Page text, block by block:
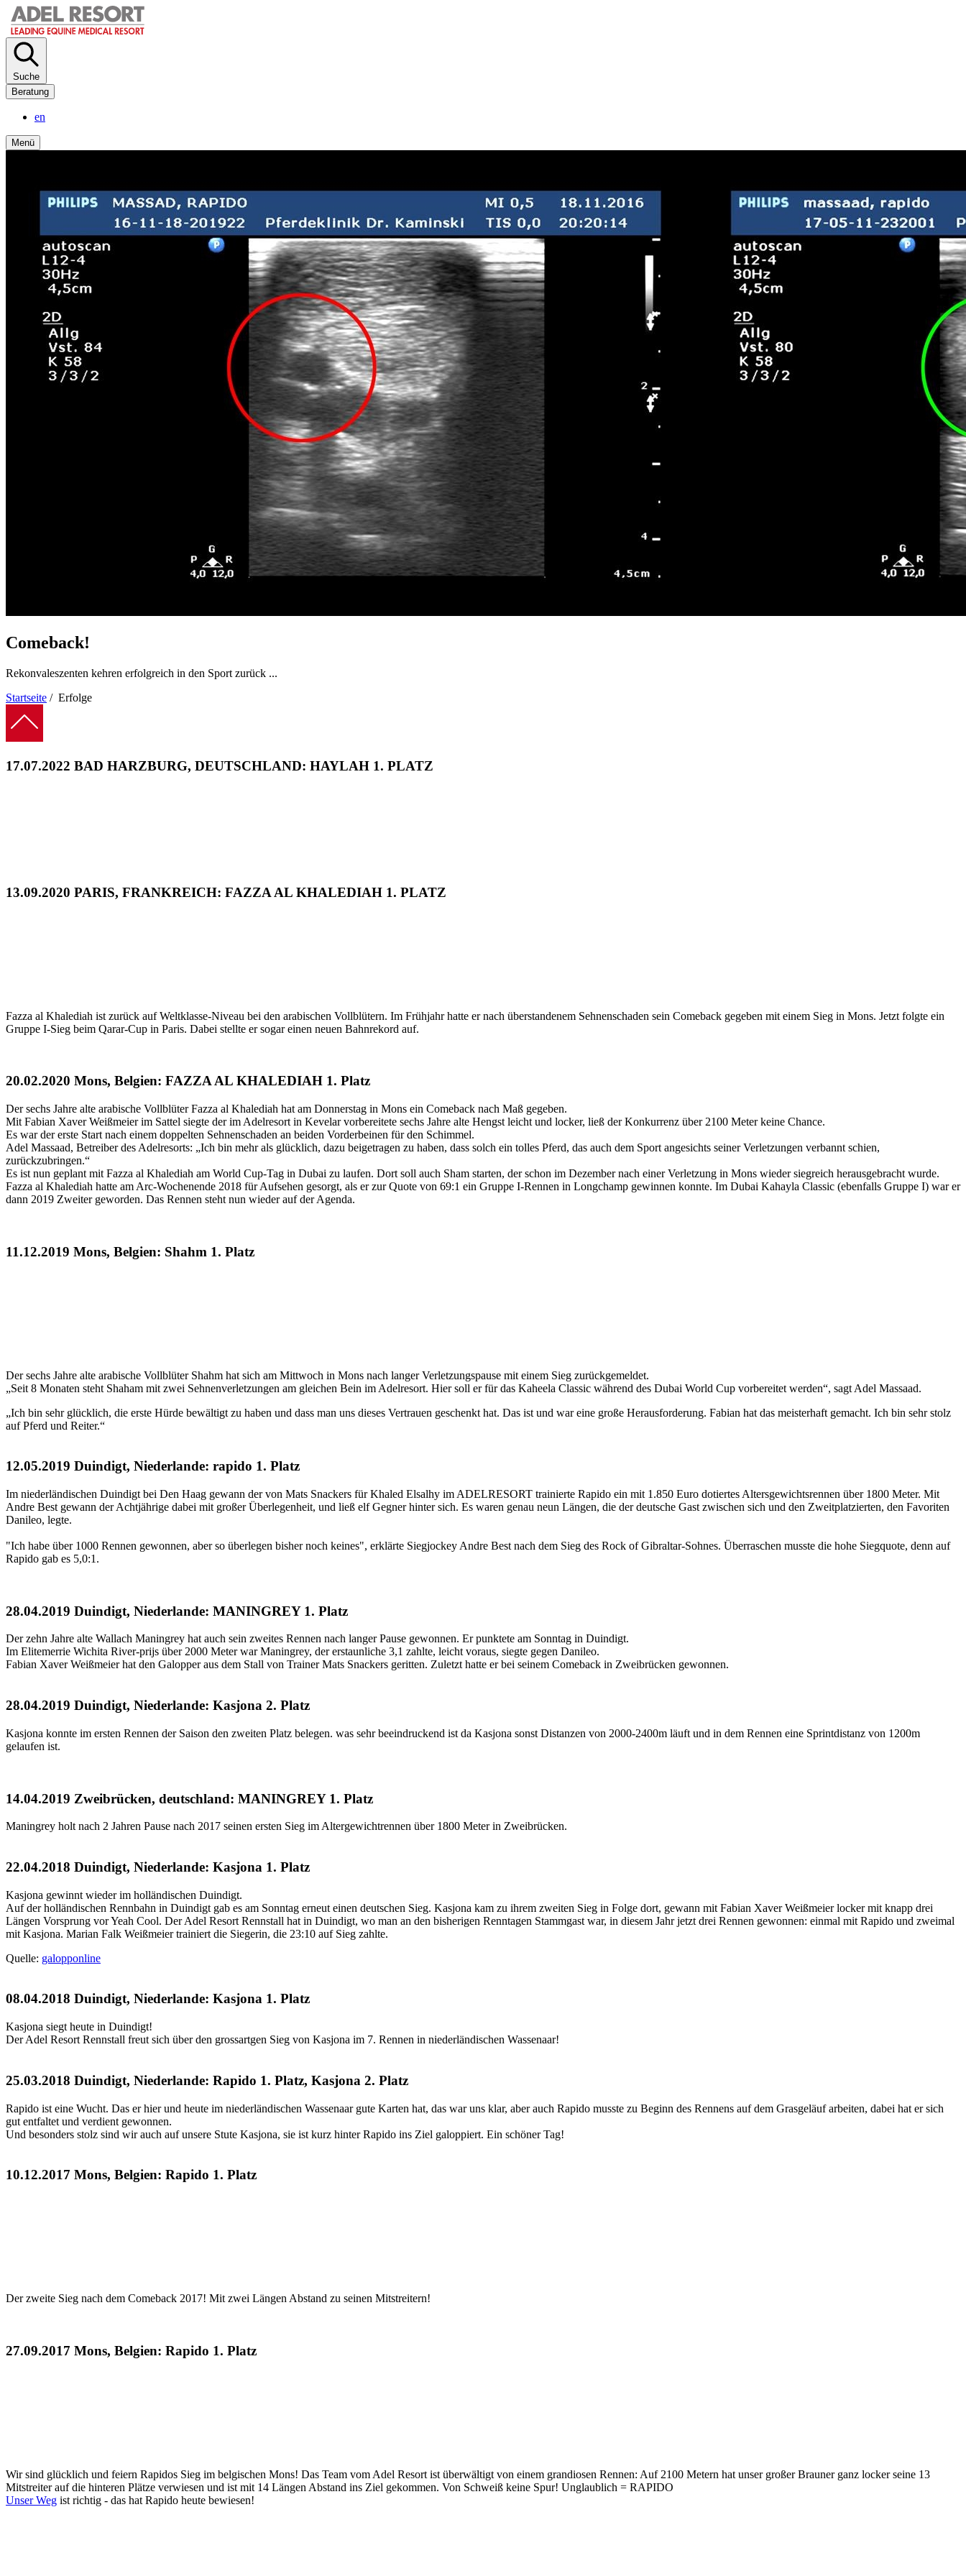
Direkt
zum
Inhalt
Suche
Beratung
en
Menü
Comeback!
Rekonvaleszenten kehren erfolgreich in den Sport zurück ...
Pfadnavigation
Startseite / Erfolge
17.07.2022 BAD HARZBURG, DEUTSCHLAND: HAYLAH 1. PLATZ
13.09.2020 PARIS, FRANKREICH: FAZZA AL KHALEDIAH 1. PLATZ
Fazza al Khalediah ist zurück auf Weltklasse-Niveau bei den arabischen Vollblütern. Im Frühjahr hatte er nach überstandenem Sehnenschaden sein Comeback gegeben mit einem Sieg in Mons. Jetzt folgte ein
Gruppe I-Sieg beim Qarar-Cup in Paris. Dabei stellte er sogar einen neuen Bahnrekord auf.
20.02.2020 Mons, Belgien: FAZZA AL KHALEDIAH 1. Platz
Der sechs Jahre alte arabische Vollblüter Fazza al Khalediah hat am Donnerstag in Mons ein Comeback nach Maß gegeben.
Mit Fabian Xaver Weißmeier im Sattel siegte der im Adelresort in Kevelar vorbereitete sechs Jahre alte Hengst leicht und locker, ließ der Konkurrenz über 2100 Meter keine Chance.
Es war der erste Start nach einem doppelten Sehnenschaden an beiden Vorderbeinen für den Schimmel.
Adel Massaad, Betreiber des Adelresorts: „Ich bin mehr als glücklich, dazu beigetragen zu haben, dass solch ein tolles Pferd, das auch dem Sport angesichts seiner Verletzungen verbannt schien,
zurückzubringen.“
Es ist nun geplant mit Fazza al Khalediah am World Cup-Tag in Dubai zu laufen. Dort soll auch Sham starten, der schon im Dezember nach einer Verletzung in Mons wieder siegreich herausgebracht wurde.
Fazza al Khalediah hatte am Arc-Wochenende 2018 für Aufsehen gesorgt, als er zur Quote von 69:1 ein Gruppe I-Rennen in Longchamp gewinnen konnte. Im Dubai Kahayla Classic (ebenfalls Gruppe I) war er
dann 2019 Zweiter geworden. Das Rennen steht nun wieder auf der Agenda.
11.12.2019 Mons, Belgien: Shahm 1. Platz
Der sechs Jahre alte arabische Vollblüter Shahm hat sich am Mittwoch in Mons nach langer Verletzungspause mit einem Sieg zurückgemeldet.
„Seit 8 Monaten steht Shaham mit zwei Sehnenverletzungen am gleichen Bein im Adelresort. Hier soll er für das Kaheela Classic während des Dubai World Cup vorbereitet werden“, sagt Adel Massaad.
„Ich bin sehr glücklich, die erste Hürde bewältigt zu haben und dass man uns dieses Vertrauen geschenkt hat. Das ist und war eine große Herausforderung. Fabian hat das meisterhaft gemacht. Ich bin sehr stolz
auf Pferd und Reiter.“
12.05.2019 Duindigt, Niederlande: rapido 1. Platz
Im niederländischen Duindigt bei Den Haag gewann der von Mats Snackers für Khaled Elsalhy im ADELRESORT trainierte Rapido ein mit 1.850 Euro dotiertes Altersgewichtsrennen über 1800 Meter. Mit
Andre Best gewann der Achtjährige dabei mit großer Überlegenheit, und ließ elf Gegner hinter sich. Es waren genau neun Längen, die der deutsche Gast zwischen sich und den Zweitplatzierten, den Favoriten
Danileo, legte.
"Ich habe über 1000 Rennen gewonnen, aber so überlegen bisher noch keines", erklärte Siegjockey Andre Best nach dem Sieg des Rock of Gibraltar-Sohnes. Überraschen musste die hohe Siegquote, denn auf
Rapido gab es 5,0:1.
28.04.2019 Duindigt, Niederlande: MANINGREY 1. Platz
Der zehn Jahre alte Wallach Maningrey hat auch sein zweites Rennen nach langer Pause gewonnen. Er punktete am Sonntag in Duindigt.
Im Elitemerrie Wichita River-prijs über 2000 Meter war Maningrey, der erstaunliche 3,1 zahlte, leicht voraus, siegte gegen Danileo.
Fabian Xaver Weißmeier hat den Galopper aus dem Stall von Trainer Mats Snackers geritten. Zuletzt hatte er bei seinem Comeback in Zweibrücken gewonnen.
28.04.2019 Duindigt, Niederlande: Kasjona 2. Platz
Kasjona konnte im ersten Rennen der Saison den zweiten Platz belegen. was sehr beeindruckend ist da Kasjona sonst Distanzen von 2000-2400m läuft und in dem Rennen eine Sprintdistanz von 1200m
gelaufen ist.
14.04.2019 Zweibrücken, deutschland: MANINGREY 1. Platz
Maningrey holt nach 2 Jahren Pause nach 2017 seinen ersten Sieg im Altergewichtrennen über 1800 Meter in Zweibrücken.
22.04.2018 Duindigt, Niederlande: Kasjona 1. Platz
Kasjona gewinnt wieder im holländischen Duindigt.
Auf der holländischen Rennbahn in Duindigt gab es am Sonntag erneut einen deutschen Sieg. Kasjona kam zu ihrem zweiten Sieg in Folge dort, gewann mit Fabian Xaver Weißmeier locker mit knapp drei
Längen Vorsprung vor Yeah Cool. Der Adel Resort Rennstall hat in Duindigt, wo man an den bisherigen Renntagen Stammgast war, in diesem Jahr jetzt drei Rennen gewonnen: einmal mit Rapido und zweimal
mit Kasjona. Marian Falk Weißmeier trainiert die Siegerin, die 23:10 auf Sieg zahlte.
Quelle: galopponline
08.04.2018 Duindigt, Niederlande: Kasjona 1. Platz
Kasjona siegt heute in Duindigt!
Der Adel Resort Rennstall freut sich über den grossartgen Sieg von Kasjona im 7. Rennen in niederländischen Wassenaar!
25.03.2018 Duindigt, Niederlande: Rapido 1. Platz, Kasjona 2. Platz
Rapido ist eine Wucht. Das er hier und heute im niederländischen Wassenaar gute Karten hat, das war uns klar, aber auch Rapido musste zu Beginn des Rennens auf dem Grasgeläuf arbeiten, dabei hat er sich
gut entfaltet und verdient gewonnen.
Und besonders stolz sind wir auch auf unsere Stute Kasjona, sie ist kurz hinter Rapido ins Ziel galoppiert. Ein schöner Tag!
10.12.2017 Mons, Belgien: Rapido 1. Platz
Der zweite Sieg nach dem Comeback 2017! Mit zwei Längen Abstand zu seinen Mitstreitern!
27.09.2017 Mons, Belgien: Rapido 1. Platz
Wir sind glücklich und feiern Rapidos Sieg im belgischen Mons! Das Team vom Adel Resort ist überwältigt von einem grandiosen Rennen: Auf 2100 Metern hat unser großer Brauner ganz locker seine 13
Mitstreiter auf die hinteren Plätze verwiesen und ist mit 14 Längen Abstand ins Ziel gekommen. Von Schweiß keine Spur! Unglaublich = RAPIDO
Unser Weg ist richtig - das hat Rapido heute bewiesen!